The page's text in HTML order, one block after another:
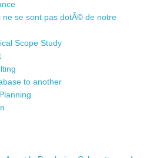
ne se sont pas dotÃ© de notre
Scope Study
to another